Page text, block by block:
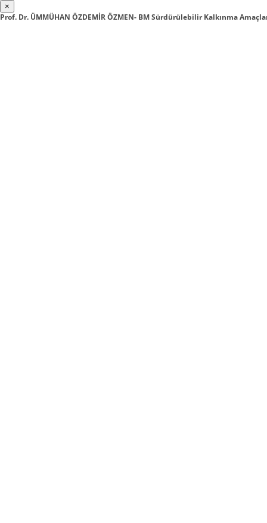
×
Prof. Dr. ÜMMÜHAN ÖZDEMİR ÖZMEN- BM Sürdürülebilir Kalkınma